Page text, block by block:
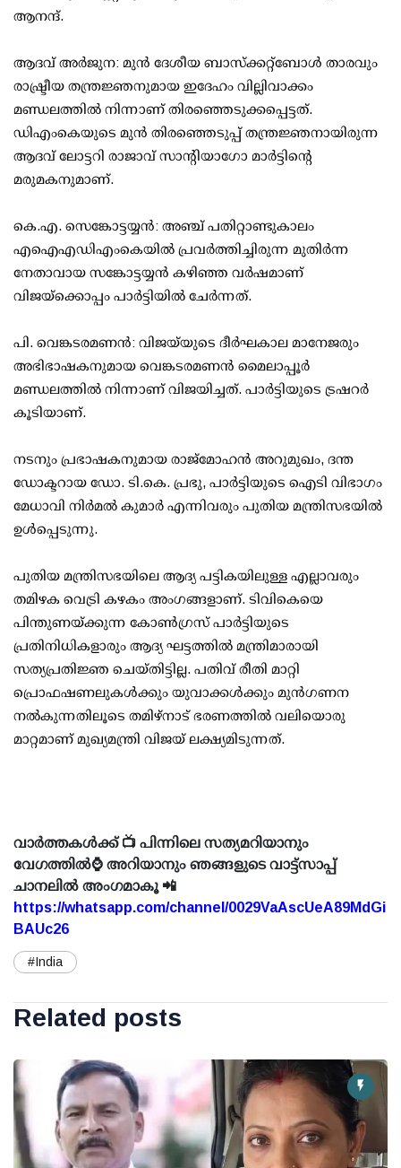
ആനന്ദ്.
ആദവ് അര്‍ജുന: മുന്‍ ദേശീയ ബാസ്‌ക്കറ്റ്ബോള്‍ താരവും
രാഷ്ട്രീയ തന്ത്രജ്ഞനുമായ ഇദേഹം വില്ലിവാക്കം
മണ്ഡലത്തില്‍ നിന്നാണ് തിരഞ്ഞെടുക്കപ്പെട്ടത്.
ഡിഎംകെയുടെ മുന്‍ തിരഞ്ഞെടുപ്പ് തന്ത്രജ്ഞനായിരുന്ന
ആദവ് ലോട്ടറി രാജാവ് സാന്റിയാഗോ മാര്‍ട്ടിന്റെ
മരുമകനുമാണ്.
കെ.എ. സെങ്കോട്ടയ്യന്‍: അഞ്ച് പതിറ്റാണ്ടുകാലം
എഐഎഡിഎംകെയില്‍ പ്രവര്‍ത്തിച്ചിരുന്ന മുതിര്‍ന്ന
നേതാവായ സങ്കോട്ടയ്യന്‍ കഴിഞ്ഞ വര്‍ഷമാണ്
വിജയ്‌ക്കൊപ്പം പാര്‍ട്ടിയില്‍ ചേര്‍ന്നത്.
പി. വെങ്കടരമണന്‍: വിജയ്‌യുടെ ദീര്‍ഘകാല മാനേജരും
അഭിഭാഷകനുമായ വെങ്കടരമണന്‍ മൈലാപ്പൂര്‍
മണ്ഡലത്തില്‍ നിന്നാണ് വിജയിച്ചത്. പാര്‍ട്ടിയുടെ ട്രഷറര്‍
കൂടിയാണ്.
നടനും പ്രഭാഷകനുമായ രാജ്മോഹന്‍ അറുമുഖം, ദന്ത
ഡോക്ടറായ ഡോ. ടി.കെ. പ്രഭു, പാര്‍ട്ടിയുടെ ഐടി വിഭാഗം
മേധാവി നിര്‍മല്‍ കുമാര്‍ എന്നിവരും പുതിയ മന്ത്രിസഭയില്‍
ഉള്‍പ്പെടുന്നു.
പുതിയ മന്ത്രിസഭയിലെ ആദ്യ പട്ടികയിലുള്ള എല്ലാവരും
തമിഴക വെട്രി കഴകം അംഗങ്ങളാണ്. ടിവികെയെ
പിന്തുണയ്ക്കുന്ന കോണ്‍ഗ്രസ് പാര്‍ട്ടിയുടെ
പ്രതിനിധികളാരും ആദ്യ ഘട്ടത്തില്‍ മന്ത്രിമാരായി
സത്യപ്രതിജ്ഞ ചെയ്തിട്ടില്ല. പതിവ് രീതി മാറ്റി
പ്രൊഫഷണലുകള്‍ക്കും യുവാക്കള്‍ക്കും മുന്‍ഗണന
നല്‍കുന്നതിലൂടെ തമിഴ്നാട് ഭരണത്തില്‍ വലിയൊരു
മാറ്റമാണ് മുഖ്യമന്ത്രി വിജയ് ലക്ഷ്യമിടുന്നത്.
വാർത്തകൾക്ക് 📺 പിന്നിലെ സത്യമറിയാനും
വേഗത്തിൽ⌚ അറിയാനും ഞങ്ങളുടെ വാട്ട്സാപ്പ്
ചാനലിൽ അംഗമാകൂ 📲
https://whatsapp.com/channel/0029VaAscUeA89MdGi
BAUc26
#India
Related posts